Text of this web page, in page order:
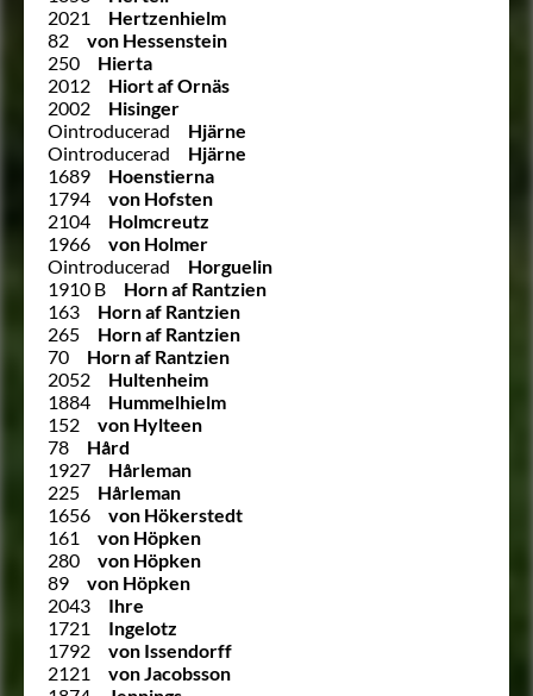
2021
Hertzenhielm
82
von Hessenstein
250
Hierta
2012
Hiort af Ornäs
2002
Hisinger
Ointroducerad
Hjärne
Ointroducerad
Hjärne
1689
Hoenstierna
1794
von Hofsten
2104
Holmcreutz
1966
von Holmer
Ointroducerad
Horguelin
1910 B
Horn af Rantzien
163
Horn af Rantzien
265
Horn af Rantzien
70
Horn af Rantzien
2052
Hultenheim
1884
Hummelhielm
152
von Hylteen
78
Hård
1927
Hårleman
225
Hårleman
1656
von Hökerstedt
161
von Höpken
280
von Höpken
89
von Höpken
2043
Ihre
1721
Ingelotz
1792
von Issendorff
2121
von Jacobsson